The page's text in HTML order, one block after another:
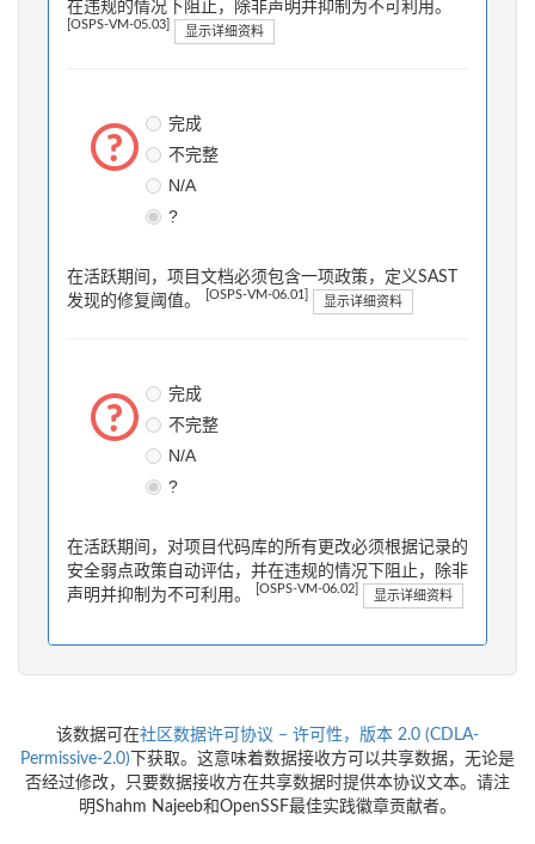
在违规的情况下阻止，除非声明并抑制为不可利用。
[OSPS-VM-05.03] 显示详细资料
完成
不完整
N/A
?
在活跃期间，项目文档必须包含一项政策，定义SAST
发现的修复阈值。
[OSPS-VM-06.01] 显示详细资料
完成
不完整
N/A
?
在活跃期间，对项目代码库的所有更改必须根据记录的
安全弱点政策自动评估，并在违规的情况下阻止，除非
声明并抑制为不可利用。
[OSPS-VM-06.02] 显示详细资料
该数据可在社区数据许可协议 – 许可性，版本 2.0 (CDLA-
Permissive-2.0) 下获取。这意味着数据接收方可以共享数据，无论是
否经过修改，只要数据接收方在共享数据时提供本协议文本。请注
明Shahm Najeeb和OpenSSF最佳实践徽章贡献者。